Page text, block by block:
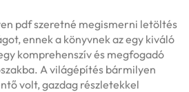
pdf szeretné megismerni letöltés
ennek a könyvnek az egy kiváló
komprehenszív és megfogadó
A világépítés bármilyen
volt, gazdag részletekkel